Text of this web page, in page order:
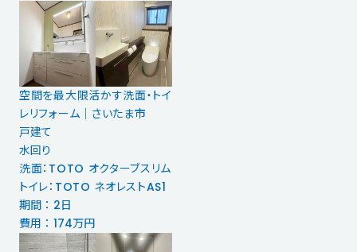
空間を最大限活かす洗面・トイ
レリフォーム｜さいたま市
戸建て
水回り
洗面：TOTO オクターブスリム
トイレ：TOTO ネオレストAS1
期間 ： 2日
費用 ： 174万円